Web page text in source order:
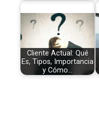
Cliente Actual: Qué
Es, Tipos, Importancia
y Cómo…